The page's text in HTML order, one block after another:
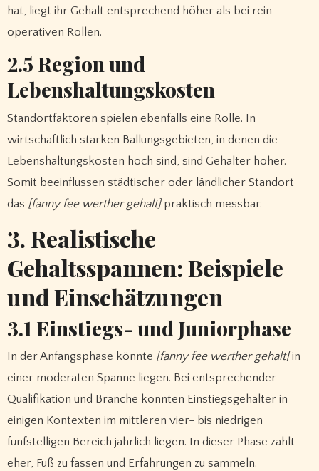
hat, liegt ihr Gehalt entsprechend höher als bei rein
operativen Rollen.
2.5 Region und
Lebenshaltungskosten
Standortfaktoren spielen ebenfalls eine Rolle. In
wirtschaftlich starken Ballungsgebieten, in denen die
Lebenshaltungskosten hoch sind, sind Gehälter höher.
Somit beeinflussen städtischer oder ländlicher Standort
das [fanny fee werther gehalt]praktisch messbar.
3. Realistische
Gehaltsspannen: Beispiele
und Einschätzungen
3.1 Einstiegs- und Juniorphase
In der Anfangsphase könnte [fanny fee werther gehalt]in
einer moderaten Spanne liegen. Bei entsprechender
Qualifikation und Branche könnten Einstiegsgehälter in
einigen Kontexten im mittleren vier- bis niedrigen
fünfstelligen Bereich jährlich liegen. In dieser Phase zählt
eher, Fuß zu fassen und Erfahrungen zu sammeln.